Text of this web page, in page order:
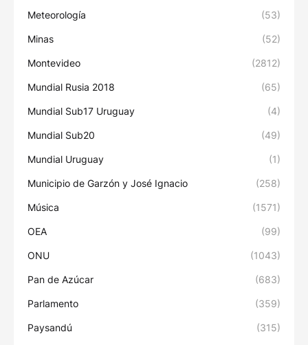
Meteorología (53)
Minas (52)
Montevideo (2812)
Mundial Rusia 2018 (65)
Mundial Sub17 Uruguay (4)
Mundial Sub20 (49)
Mundial Uruguay (1)
Municipio de Garzón y José Ignacio (258)
Música (1571)
OEA (99)
ONU (1043)
Pan de Azúcar (683)
Parlamento (359)
Paysandú (315)